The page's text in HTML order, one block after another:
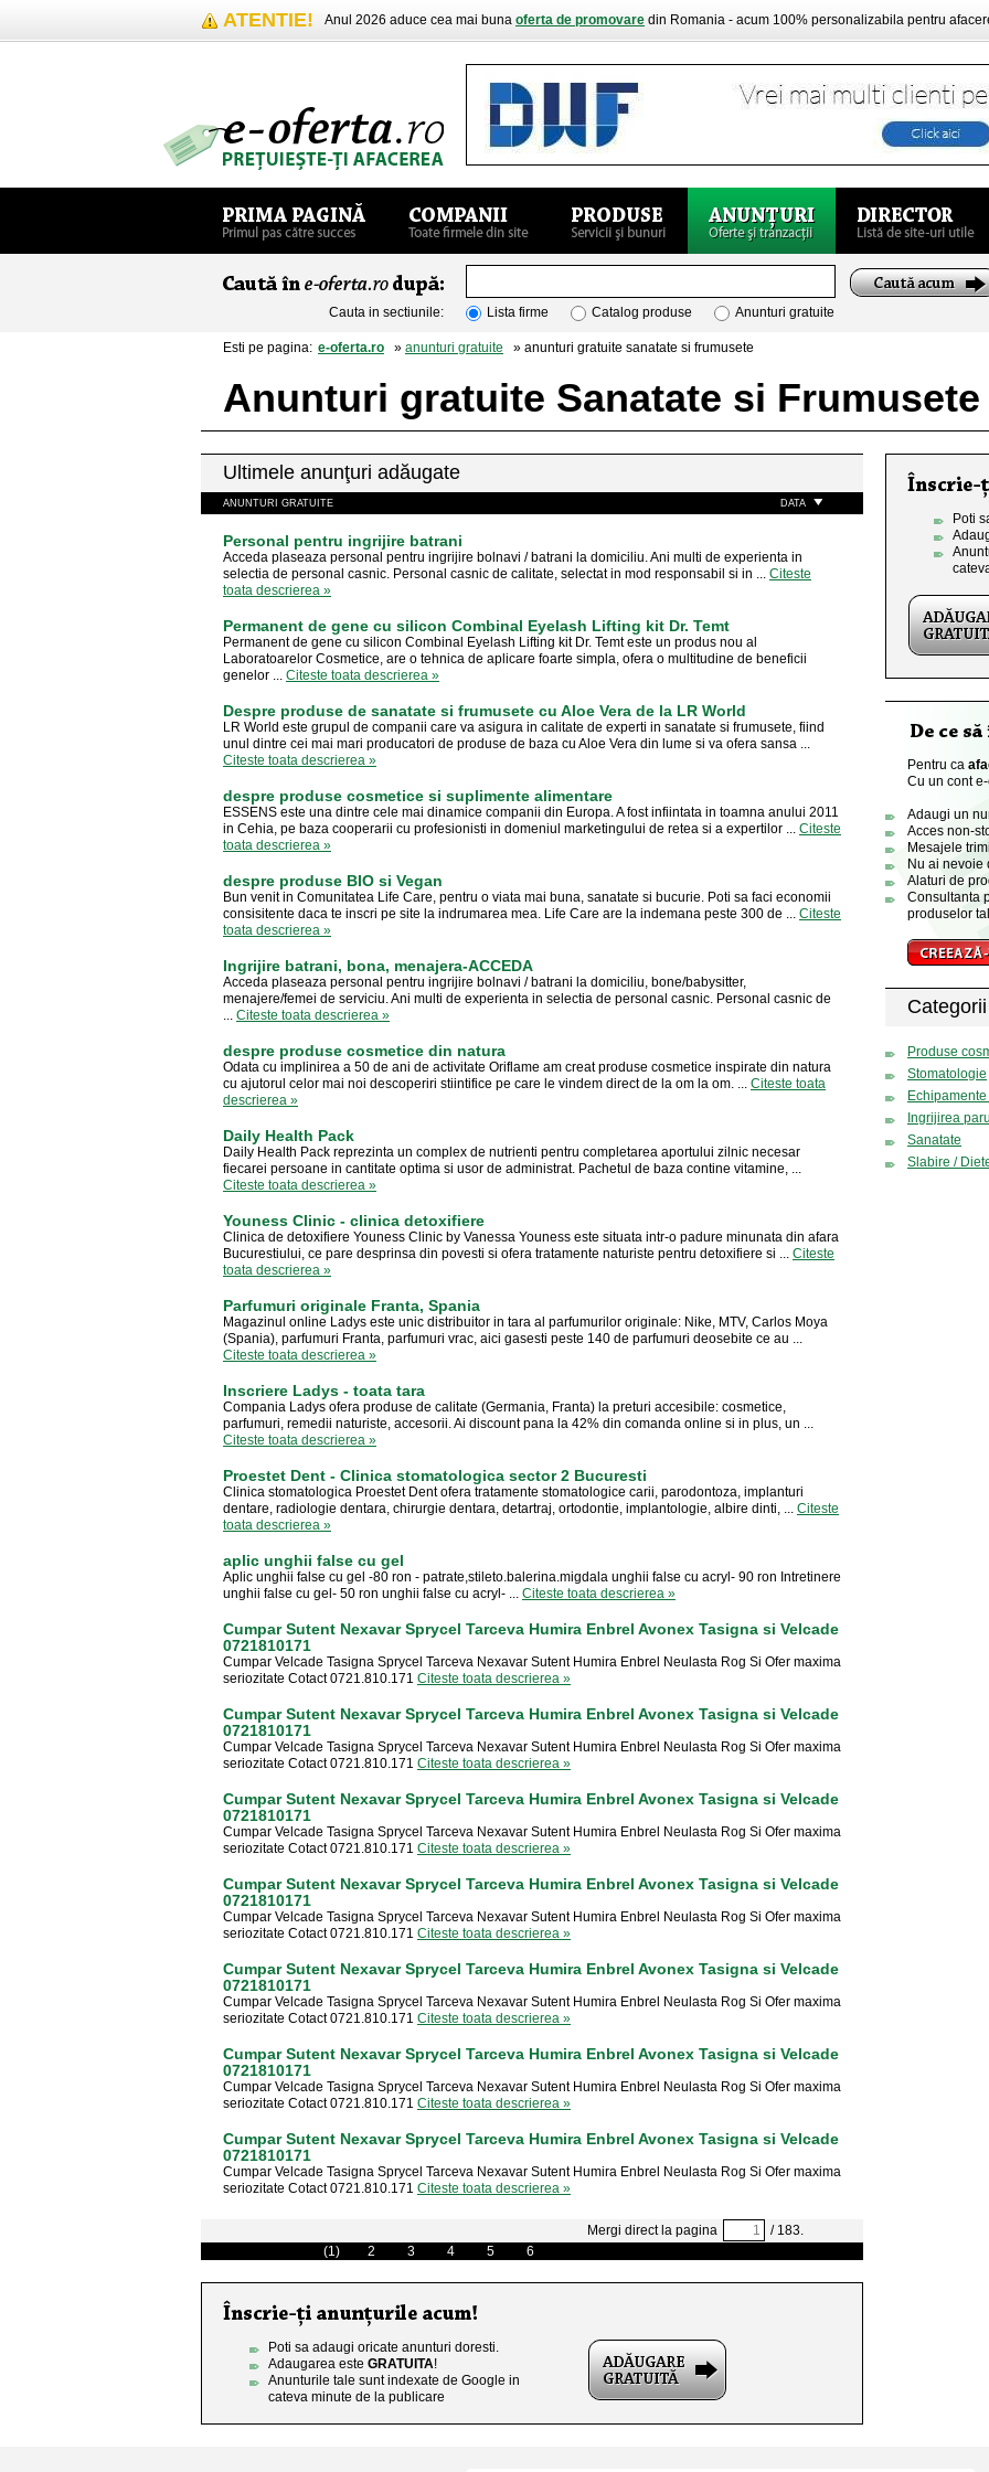
ATENTIE! Anul 2026 aduce cea mai buna oferta de promovare din Romania - acum 100% personalizabila pentru
Cauta in sectiunile: Lista firme Catalog produse Anunturi gratuite
Esti pe pagina: e-oferta.ro » anunturi gratuite » anunturi gratuite sanatate si frumusete
Anunturi gratuite Sanatate si Frumusete
Ultimele anunţuri adăugate
ANUNTURI GRATUITE DATA
Personal pentru ingrijire batrani
Acceda plaseaza personal pentru ingrijire bolnavi / batrani la domiciliu. Ani multi de experienta in
selectia de personal casnic. Personal casnic de calitate, selectat in mod responsabil si in ... Citeste
toata descrierea »
Permanent de gene cu silicon Combinal Eyelash Lifting kit Dr. Temt
Permanent de gene cu silicon Combinal Eyelash Lifting kit Dr. Temt este un produs nou al
Laboratoarelor Cosmetice, are o tehnica de aplicare foarte simpla, ofera o multitudine de beneficii
genelor ... Citeste toata descrierea »
Despre produse de sanatate si frumusete cu Aloe Vera de la LR World
LR World este grupul de companii care va asigura in calitate de experti in sanatate si frumusete, fiind
unul dintre cei mai mari producatori de produse de baza cu Aloe Vera din lume si va ofera sansa ...
Citeste toata descrierea »
despre produse cosmetice si suplimente alimentare
ESSENS este una dintre cele mai dinamice companii din Europa. A fost infiintata in toamna anului 2011
in Cehia, pe baza cooperarii cu profesionisti in domeniul marketingului de retea si a expertilor ... Citeste
toata descrierea »
despre produse BIO si Vegan
Bun venit in Comunitatea Life Care, pentru o viata mai buna, sanatate si bucurie. Poti sa faci economii
consisitente daca te inscri pe site la indrumarea mea. Life Care are la indemana peste 300 de ... Citeste
toata descrierea »
Ingrijire batrani, bona, menajera-ACCEDA
Acceda plaseaza personal pentru ingrijire bolnavi / batrani la domiciliu, bone/babysitter,
menajere/femei de serviciu. Ani multi de experienta in selectia de personal casnic. Personal casnic de
... Citeste toata descrierea »
despre produse cosmetice din natura
Odata cu implinirea a 50 de ani de activitate Oriflame am creat produse cosmetice inspirate din natura
cu ajutorul celor mai noi descoperiri stiintifice pe care le vindem direct de la om la om. ... Citeste toata
descrierea »
Daily Health Pack
Daily Health Pack reprezinta un complex de nutrienti pentru completarea aportului zilnic necesar
fiecarei persoane in cantitate optima si usor de administrat. Pachetul de baza contine vitamine, ...
Citeste toata descrierea »
Youness Clinic - clinica detoxifiere
Clinica de detoxifiere Youness Clinic by Vanessa Youness este situata intr-o padure minunata din afara
Bucurestiului, ce pare desprinsa din povesti si ofera tratamente naturiste pentru detoxifiere si ... Citeste
toata descrierea »
Parfumuri originale Franta, Spania
Magazinul online Ladys este unic distribuitor in tara al parfumurilor originale: Nike, MTV, Carlos Moya
(Spania), parfumuri Franta, parfumuri vrac, aici gasesti peste 140 de parfumuri deosebite ce au ...
Citeste toata descrierea »
Inscriere Ladys - toata tara
Compania Ladys ofera produse de calitate (Germania, Franta) la preturi accesibile: cosmetice,
parfumuri, remedii naturiste, accesorii. Ai discount pana la 42% din comanda online si in plus, un ...
Citeste toata descrierea »
Proestet Dent - Clinica stomatologica sector 2 Bucuresti
Clinica stomatologica Proestet Dent ofera tratamente stomatologice carii, parodontoza, implanturi
dentare, radiologie dentara, chirurgie dentara, detartraj, ortodontie, implantologie, albire dinti, ... Citeste
toata descrierea »
aplic unghii false cu gel
Aplic unghii false cu gel -80 ron - patrate,stileto.balerina.migdala unghii false cu acryl- 90 ron Intretinere
unghii false cu gel- 50 ron unghii false cu acryl- ... Citeste toata descrierea »
Cumpar Sutent Nexavar Sprycel Tarceva Humira Enbrel Avonex Tasigna si Velcade
0721810171
Cumpar Velcade Tasigna Sprycel Tarceva Nexavar Sutent Humira Enbrel Neulasta Rog Si Ofer maxima
seriozitate Cotact 0721.810.171 Citeste toata descrierea »
Cumpar Sutent Nexavar Sprycel Tarceva Humira Enbrel Avonex Tasigna si Velcade
0721810171
Cumpar Velcade Tasigna Sprycel Tarceva Nexavar Sutent Humira Enbrel Neulasta Rog Si Ofer maxima
seriozitate Cotact 0721.810.171 Citeste toata descrierea »
Cumpar Sutent Nexavar Sprycel Tarceva Humira Enbrel Avonex Tasigna si Velcade
0721810171
Cumpar Velcade Tasigna Sprycel Tarceva Nexavar Sutent Humira Enbrel Neulasta Rog Si Ofer maxima
seriozitate Cotact 0721.810.171 Citeste toata descrierea »
Cumpar Sutent Nexavar Sprycel Tarceva Humira Enbrel Avonex Tasigna si Velcade
0721810171
Cumpar Velcade Tasigna Sprycel Tarceva Nexavar Sutent Humira Enbrel Neulasta Rog Si Ofer maxima
seriozitate Cotact 0721.810.171 Citeste toata descrierea »
Cumpar Sutent Nexavar Sprycel Tarceva Humira Enbrel Avonex Tasigna si Velcade
0721810171
Cumpar Velcade Tasigna Sprycel Tarceva Nexavar Sutent Humira Enbrel Neulasta Rog Si Ofer maxima
seriozitate Cotact 0721.810.171 Citeste toata descrierea »
Cumpar Sutent Nexavar Sprycel Tarceva Humira Enbrel Avonex Tasigna si Velcade
0721810171
Cumpar Velcade Tasigna Sprycel Tarceva Nexavar Sutent Humira Enbrel Neulasta Rog Si Ofer maxima
seriozitate Cotact 0721.810.171 Citeste toata descrierea »
Cumpar Sutent Nexavar Sprycel Tarceva Humira Enbrel Avonex Tasigna si Velcade
0721810171
Cumpar Velcade Tasigna Sprycel Tarceva Nexavar Sutent Humira Enbrel Neulasta Rog Si Ofer maxima
seriozitate Cotact 0721.810.171 Citeste toata descrierea »
Mergi direct la pagina
/ 183.
(1)
2 3 4 5 6
Poti sa adaugi oricate anunturi doresti.
Adaugarea este GRATUITA!
Anunturile tale sunt indexate de Google in
cateva minute de la publicare
Poti
Pentru ca
Cu un cont
Adaugi un
Acces non-
Mesajele
Nu ai nevoie
Alaturi de
Consultanta
produselor
Categorii
Produse
Stomatologie
Ingrijirea
Sanatate
Slabire /